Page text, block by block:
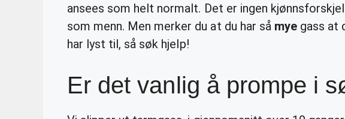
ansees som helt normalt. Det er ingen
som menn. Men merker du at du har så myegass at
har lyst til, så søk hjelp!
Er det vanlig å prompe i